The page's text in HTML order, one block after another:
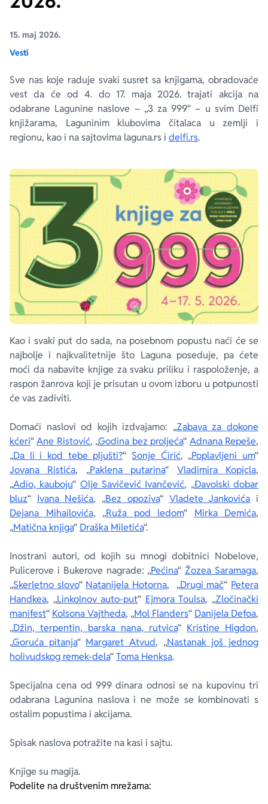
15. maj 2026.
Vesti
Sve nas koje raduje svaki susret sa knjigama, obradovaće
vest da će od 4. do 17. maja 2026. trajati akcija na
odabrane Lagunine naslove – „3 za 999“ – u svim Delfi
knjižarama, Laguninim klubovima čitalaca u zemlji i
regionu, kao i na sajtovima laguna.rs i delfi.rs.
Kao i svaki put do sada, na posebnom popustu naći će se
najbolje i najkvalitetnije što Laguna poseduje, pa ćete
moći da nabavite knjige za svaku priliku i raspoloženje, a
raspon žanrova koji je prisutan u ovom izboru u potpunosti
će vas zadiviti.
Domaći naslovi od kojih izdvajamo: „Zabava za dokone
kćeri“Ane Ristović, „Godina bez proljeća“ Adnana Repeše,
„Da li i kod tebe pljušti?“ Sonje Ćirić, „Poplavljeni um“
Jovana Ristića, „Paklena putarina“ Vladimira Kopicla,
„Adio, kauboju“ Olje Savičević Ivančević, „Đavolski dobar
bluz“ Ivana Nešića, „Bez opoziva“ Vladete Jankovića i
Dejana Mihailovića, „Ruža pod ledom“ Mirka Demića,
„Matična knjiga“ Draška Miletića“.
Inostrani autori, od kojih su mnogi dobitnici Nobelove,
Pulicerove i Bukerove nagrade: „Pećina“ Žozea Saramaga,
„Skerletno slovo“ Natanijela Hotorna, „Drugi mač“ Petera
Handkea, „Linkolnov auto-put“ Ejmora Toulsa, „Zločinački
manifest“ Kolsona Vajtheda, „Mol Flanders“ Danijela Defoa,
„Džin, terpentin, barska nana, rutvica“ Kristine Higdon,
„Goruća pitanja“ Margaret Atvud, „Nastanak još jednog
holivudskog remek-dela“Toma Henksa.
Specijalna cena od 999 dinara odnosi se na kupovinu tri
odabrana Lagunina naslova i ne može se kombinovati s
ostalim popustima i akcijama.
Spisak naslova potražite na kasi i sajtu.
Knjige su magija.
Podelite na društvenim mrežama:
Ekranizovane knjige
E-knjige
Autori
Poezija
Biografija
Bojan Ljubenović
Milica Jakovljević Mir-Jam
Peter Handke
Elif Šafak